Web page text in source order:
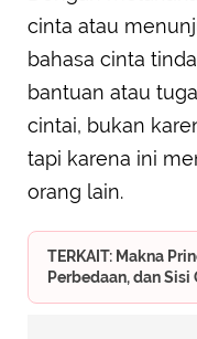
cinta atau
bahasa cinta
bantuan atau
cintai, bukan
tapi karena ini
orang lain.
TERKAIT: Makna
Perbedaan, dan Sisi